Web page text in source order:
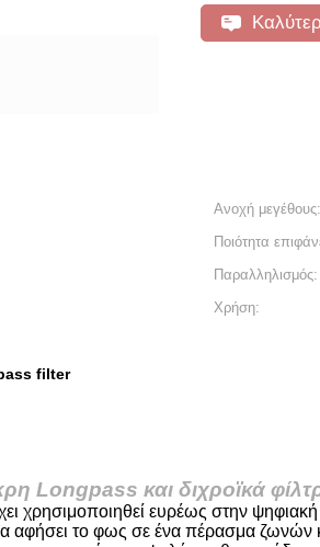
Ανοχή μεγέθους:
Ποιότητα
Παραλληλισμός:
Χρήση:
filter
Longpass και διχροϊκά
χρησιμοποιηθεί ευρέως στην
αφήσει το φως σε ένα πέρασμα